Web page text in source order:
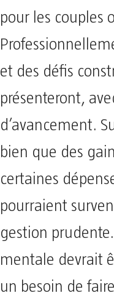
pour les couples
et des défis
présenteront,
d’avancement.
bien que des
certaines
pourraient
gestion
mentale devrait
un besoin de